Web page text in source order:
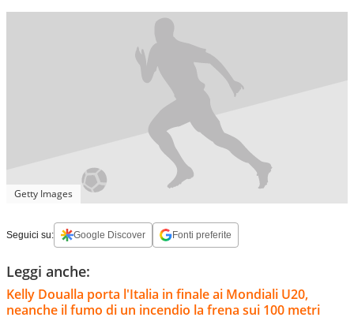
Getty Images
Seguici su: Google Discover Fonti preferite
Leggi anche:
Kelly Doualla porta l'Italia in finale ai Mondiali U20,
neanche il fumo di un incendio la frena sui 100 metri